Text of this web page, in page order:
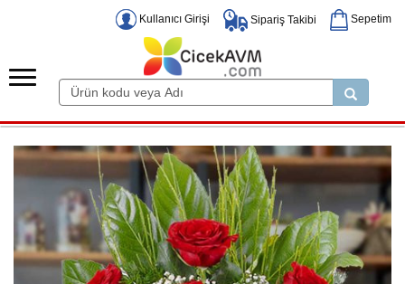
Kullanıcı Girişi Sipariş Takibi Sepetim